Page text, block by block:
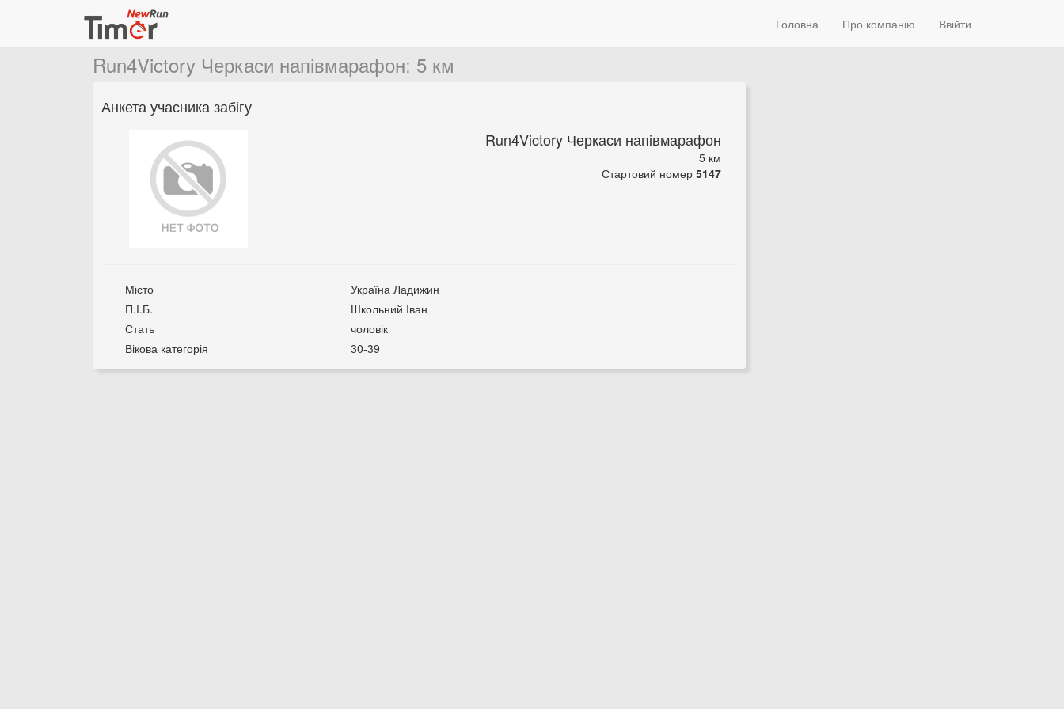
Головна Про компанію Ввійти
Run4Victory Черкаси напівмарафон: 5 км
Анкета учасника забігу
Run4Victory Черкаси напівмарафон
5 км
Стартовий номер 5147
Місто
Україна Ладижин
П.І.Б.
Школьний Іван
Стать
чоловік
Вікова категорія
30-39